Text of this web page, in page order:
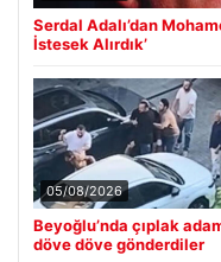
Serdal Adalı’dan
İstesek Alırdık’
05/08/2026
Beyoğlu’nda çıplak
döve döve gönderdiler